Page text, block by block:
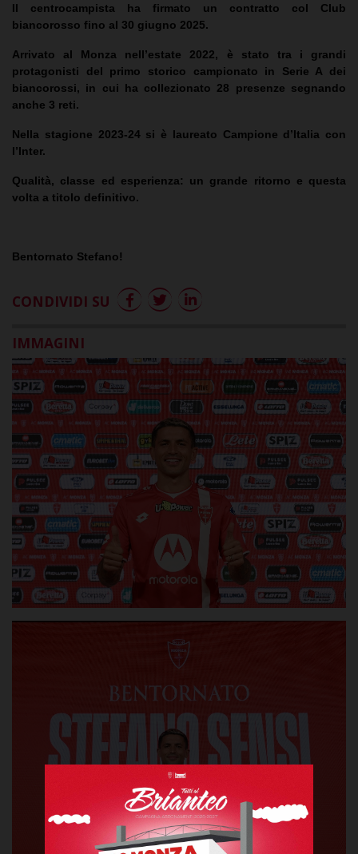
Il centrocampista ha firmato un contratto col Club
biancorosso fino al 30 giugno 2025.
Arrivato al Monza nell’estate 2022, è stato tra i grandi
protagonisti del primo storico campionato in Serie A dei
biancorossi, in cui ha collezionato 28 presenze segnando
anche 3 reti.
Nella stagione 2023-24 si è laureato Campione d’Italia con
l’Inter.
Qualità, classe ed esperienza: un grande ritorno e questa
volta a titolo definitivo.
Bentornato Stefano!
CONDIVIDI SU
IMMAGINI